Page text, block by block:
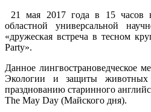
21 мая 2017 года в 15 часов
областной универсальной
«дружеская встреча в тесном
Party».
Данное лингвострановедческое
Экологии и защиты
празднованию старинного
The May Day (Майского дня).